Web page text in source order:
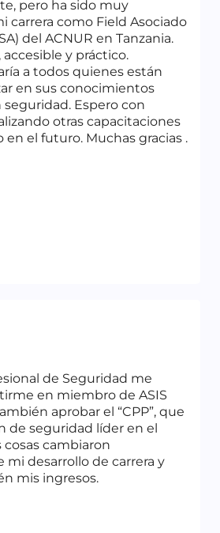
de Diseño
en el diseño de seguridad
de seguridad
de seguridad y
estructural
mediante el diseño
electrónicos
de proyectos
del sistema
y soporte
del negocio
de contenidos
pero ha sido muy
carrera como Field Asociado
del ACNUR en Tanzania.
accesible y práctico.
a todos quienes están
en sus conocimientos
seguridad. Espero con
otras capacitaciones
el futuro. Muchas gracias .
de Seguridad me
en miembro de ASIS
aprobar el “CPP”, que
de seguridad líder en el
cambiaron
desarrollo de carrera y
mis ingresos.